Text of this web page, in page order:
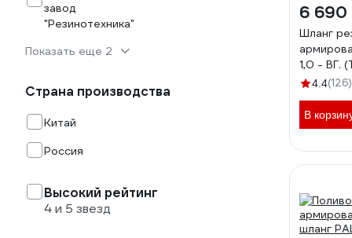
завод
"Резинотехника"
Показать еще 2
Страна производства
Китай
Россия
Высокий рейтинг
4 и 5 звезд
6 690
Шланг
1,0 - ВГ.
4.4(126)
В